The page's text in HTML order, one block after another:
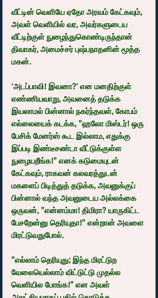
வீட்டின் வெளியே ஏதோ அரவம் கேட்கவும்,
அவள் வெளியில் வர, அவர்களுடைய
வீட்டிற்குள் நுழைந்துகொண்டிருந்தான்
திவாகர், அமைச்சர் புஷ்பநாதனின் மூத்த
மகன்.
'அடப்பாவி! இவனா?' என மனதிற்குள்
எண்ணியவாறு, அவனைத் தடுக்க
இயலாமல் பின்னால் நகர்ந்தவள், கோபம்
எல்லையைக் கடக்க, "ஹலோ மிஸ்டர்! ஒரு
பேசிக் மேனர்ஸ் கூட இல்லாம, எதுக்கு
இப்படி இண்டீசண்டா வீட்டுக்குள்ள
நுழையறீங்க!" எனக் கடுமையுடன்
கேட்கவும், ராகவன் கலவரத்துடன்
மகளைப் பிடித்துத் தடுக்க, அவனுக்குப்
பின்னால் வந்த அவனுடைய அல்லக்கை
ஒருவன், "என்னம்மா! திமிரா? யாருகிட்ட
பேசறேன்னு தெரியுதா!" என்றான் அவளை
மிரட்டுவதுபோல்.
"எல்லாம் தெரியுது; இந்த மிரட்டுற
வேலையெல்லாம் விட்டுட்டு முதல்ல
வெளியில போங்க!" என அவள்